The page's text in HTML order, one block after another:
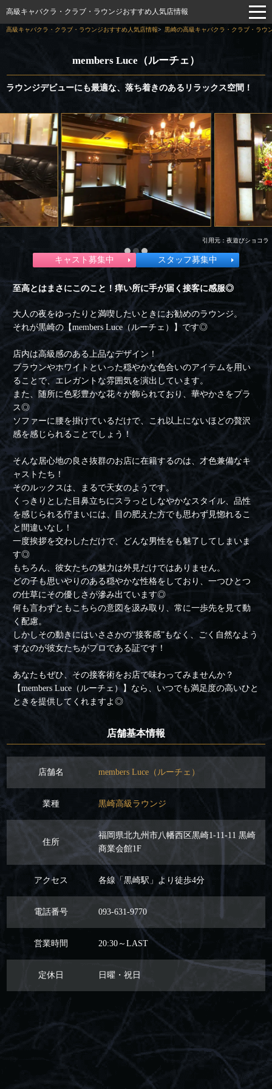
高級キャバクラ・クラブ・ラウンジおすすめ人気店情報
高級キャバクラ・クラブ・ラウンジおすすめ人気店情報 黒崎の高級キャバクラ・クラブ・ラウ
members Luce（ルーチェ）
ラウンジデビューにも最適な、落ち着きのあるリラックス空間！
引用元：夜遊びショコラ
キャスト募集中 スタッフ募集中
至高とはまさにこのこと！痒い所に手が届く接客に感服◎
大人の夜をゆったりと満喫したいときにお勧めのラウンジ。
それが黒崎の【members Luce（ルーチェ）】です◎
店内は高級感のある上品なデザイン！
ブラウンやホワイトといった穏やかな色合いのアイテムを用い
ることで、エレガントな雰囲気を演出しています。
また、随所に色彩豊かな花々が飾られており、華やかさをプラ
ス◎
ソファーに腰を掛けているだけで、これ以上にないほどの贅沢
感を感じられることでしょう！
そんな居心地の良さ抜群のお店に在籍するのは、才色兼備なキ
ャストたち！
そのルックスは、まるで天女のようです。
くっきりとした目鼻立ちにスラっとしなやかなスタイル、品性
を感じられる佇まいには、目の肥えた方でも思わず見惚れるこ
と間違いなし！
一度挨拶を交わしただけで、どんな男性をも魅了してしまいま
す◎
もちろん、彼女たちの魅力は外見だけではありません。
どの子も思いやりのある穏やかな性格をしており、一つひとつ
の仕草にその優しさが滲み出ています◎
何も言わずともこちらの意図を汲み取り、常に一歩先を見て動
く配慮。
しかしその動きにはいささかの“接客感”もなく、ごく自然なよう
すなのが彼女たちがプロである証です！
あなたもぜひ、その接客術をお店で味わってみませんか？
【members Luce（ルーチェ）】なら、いつでも満足度の高いひと
ときを提供してくれますよ◎
店舗基本情報
店舗名 members Luce（ルーチェ）
業種 黒崎高級ラウンジ
住所
福岡県北九州市八幡西区黒崎1-11-11 黒崎
商業会館1F
アクセス 各線「黒崎駅」より徒歩4分
電話番号 093-631-9770
営業時間 20:30～LAST
定休日 日曜・祝日